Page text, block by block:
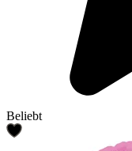
Beliebt